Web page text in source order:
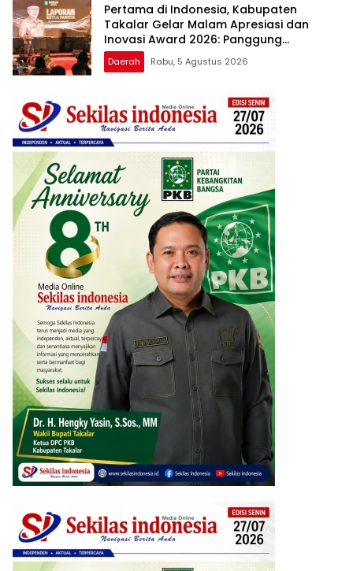
Pertama di Indonesia, Kabupaten
Takalar Gelar Malam Apresiasi dan
Inovasi Award 2026: Panggung
Penghargaan bagi Pelayan Publik
Berprestasi
Daerah Rabu, 5 Agustus 2026